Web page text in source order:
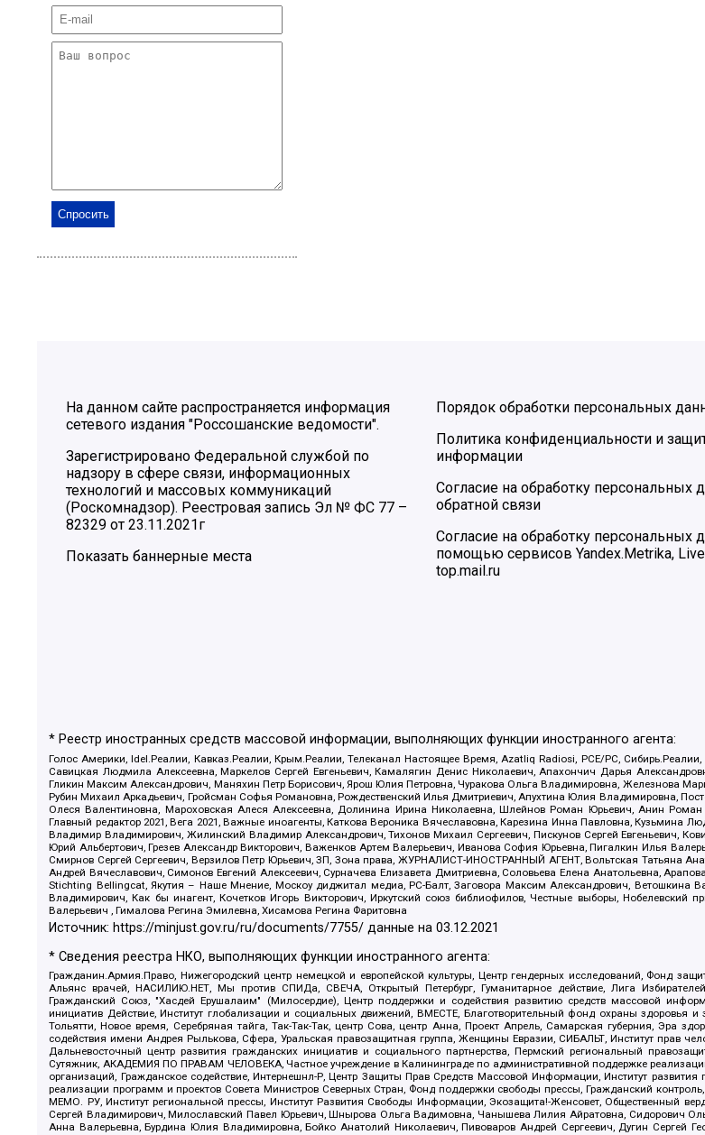
На данном сайте распространяется информация
сетевого издания "Россошанские ведомости".
Зарегистрировано Федеральной службой по
надзору в сфере связи, информационных
технологий и массовых коммуникаций
(Роскомнадзор). Реестровая запись Эл № ФС 77 –
82329 от 23.11.2021г
Показать баннерные места
Порядок обработки персональных
Политика конфиденциальности и
информации
Согласие на обработку персональных
обратной связи
Согласие на обработку персональных
помощью сервисов Yandex.Metrika,
top.mail.ru
* Реестр иностранных средств массовой информации, выполняющих функции иностранного агента:
Голос Америки, Idel.Реалии, Кавказ.Реалии, Крым.Реалии, Телеканал Настоящее Время, Azatliq Radiosi, PCE/PC,
Савицкая Людмила Алексеевна, Маркелов Сергей Евгеньевич, Камалягин Денис Николаевич, Апахончич Дарья
Гликин Максим Александрович, Маняхин Петр Борисович, Ярош Юлия Петровна, Чуракова Ольга Владимировна, Железнова
Рубин Михаил Аркадьевич, Гройсман Софья Романовна, Рождественский Илья Дмитриевич, Апухтина Юлия Владимировна,
Олеся Валентиновна, Мароховская Алеся Алексеевна, Долинина Ирина Николаевна, Шлейнов Роман Юрьевич, Анин
Главный редактор 2021, Вега 2021, Важные иноагенты, Каткова Вероника Вячеславовна, Карезина Инна Павловна,
Владимир Владимирович, Жилинский Владимир Александрович, Тихонов Михаил Сергеевич, Пискунов Сергей Евгеньевич,
Юрий Альбертович, Грезев Александр Викторович, Важенков Артем Валерьевич, Иванова София Юрьевна, Пигалкин Илья
Смирнов Сергей Сергеевич, Верзилов Петр Юрьевич, ЗП, Зона права, ЖУРНАЛИСТ-ИНОСТРАННЫЙ АГЕНТ, Вольтская Татьяна
Андрей Вячеславович, Симонов Евгений Алексеевич, Сурначева Елизавета Дмитриевна, Соловьева Елена Анатольевна,
Stichting Bellingcat, Якутия – Наше Мнение, Москоу диджитал медиа, РС-Балт, Заговора Максим Александрович, Ветошкина
Владимирович, Как бы инагент, Кочетков Игорь Викторович, Иркутский союз библиофилов, Честные выборы, Нобелевский
Валерьевич , Гималова Регина Эмилевна, Хисамова Регина Фаритовна
Источник: https://minjust.gov.ru/ru/documents/7755/ данные на03.12.2021
* Сведения реестра НКО, выполняющих функции иностранного агента:
Гражданин.Армия.Право, Нижегородский центр немецкой и европейской культуры, Центр гендерных исследований, Фонд
Альянс врачей, НАСИЛИЮ.НЕТ, Мы против СПИДа, СВЕЧА, Открытый Петербург, Гуманитарное действие, Лига
Гражданский Союз, "Хасдей Ерушалаим" (Милосердие), Центр поддержки и содействия развитию средств массовой
инициатив Действие, Институт глобализации и социальных движений, ВМЕСТЕ, Благотворительный фонд охраны
Тольятти, Новое время, Серебряная тайга, Так-Так-Так, центр Сова, центр Анна, Проект Апрель, Самарская губерния, Эра
содействия имени Андрея Рылькова, Сфера, Уральская правозащитная группа, Женщины Евразии, СИБАЛЬТ, Институт прав
Дальневосточный центр развития гражданских инициатив и социального партнерства, Пермский региональный
Сутяжник, АКАДЕМИЯ ПО ПРАВАМ ЧЕЛОВЕКА, Частное учреждение в Калининграде по административной поддержке
организаций, Гражданское содействие, Интернешнл-Р, Центр Защиты Прав Средств Массовой Информации, Институт
реализации программ и проектов Совета Министров Северных Стран, Фонд поддержки свободы прессы, Гражданский
МЕМО. РУ, Институт региональной прессы, Институт Развития Свободы Информации, Экозащита!-Женсовет, Общественный
Сергей Владимирович, Милославский Павел Юрьевич, Шнырова Ольга Вадимовна, Чанышева Лилия Айратовна, Сидорович
Анна Валерьевна, Бурдина Юлия Владимировна, Бойко Анатолий Николаевич, Пивоваров Андрей Сергеевич, Дугин Сергей